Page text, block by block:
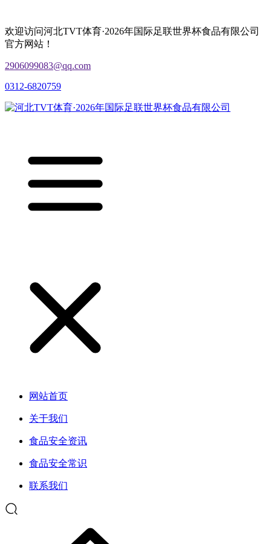
欢迎访问河北TVT体育·2026年国际足联世界杯食品有限公司
官方网站！
2906099083@qq.com
0312-6820759
网站首页
关于我们
食品安全资讯
食品安全常识
联系我们